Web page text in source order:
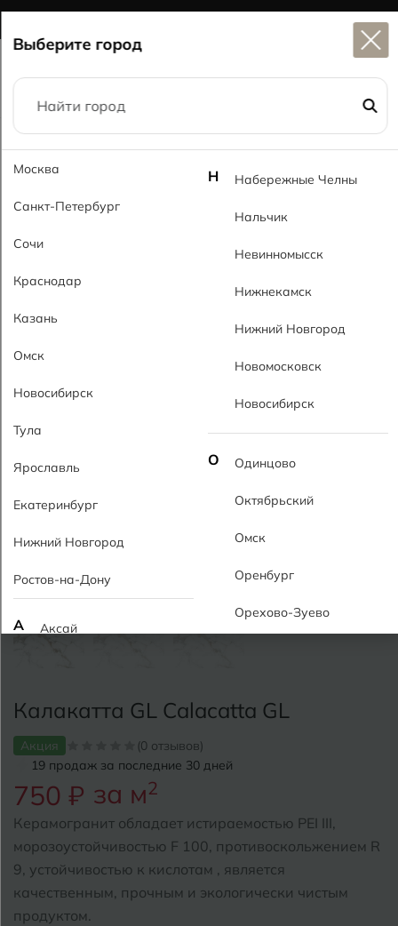
Главная Каталог 60x60 Калакатта GL Calacatta GL
Калакатта GL Calacatta GL
Акция
(0 отзывов)
19 продаж за последние 30 дней
750 ₽ за м2
Керамогранит обладает истираемостью PEI III,
морозоустойчивостью F 100, противоскольжением R
9, устойчивостью к кислотам , является
качественным, прочным и экологически чистым
продуктом.
Выберите город
Москва
Санкт-Петербург
Сочи
Краснодар
Казань
Омск
Новосибирск
Тула
Ярославль
Екатеринбург
Нижний Новгород
Ростов-на-Дону
А Аксай
Анапа
Армавир
Б
Белгород
Белореченск
Н Набережные Челны
Нальчик
Невинномысск
Нижнекамск
Нижний Новгород
Новомосковск
Новосибирск
О Одинцово
Октябрьский
Омск
Оренбург
Орехово-Зуево
Подольск
Раменское